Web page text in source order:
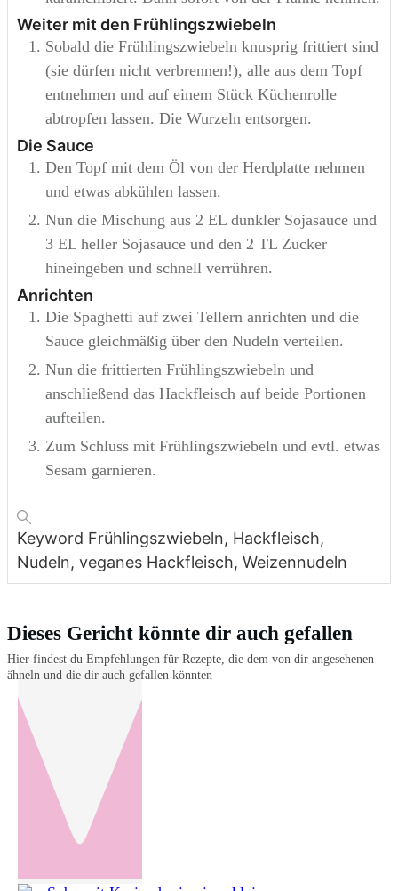
Weiter mit den Frühlingszwiebeln
Sobald die Frühlingszwiebeln knusprig frittiert sind
(sie dürfen nicht verbrennen!), alle aus dem Topf
entnehmen und auf einem Stück Küchenrolle
abtropfen lassen. Die Wurzeln entsorgen.
Die Sauce
Den Topf mit dem Öl von der Herdplatte nehmen
und etwas abkühlen lassen.
Nun die Mischung aus 2 EL dunkler Sojasauce und
3 EL heller Sojasauce und den 2 TL Zucker
hineingeben und schnell verrühren.
Anrichten
Die Spaghetti auf zwei Tellern anrichten und die
Sauce gleichmäßig über den Nudeln verteilen.
Nun die frittierten Frühlingszwiebeln und
anschließend das Hackfleisch auf beide Portionen
aufteilen.
Zum Schluss mit Frühlingszwiebeln und evtl. etwas
Sesam garnieren.
Keyword Frühlingszwiebeln, Hackfleisch,
Nudeln, veganes Hackfleisch, Weizennudeln
Dieses Gericht könnte dir auch gefallen
Hier findest du Empfehlungen für Rezepte, die dem von dir angesehenen
ähneln und die dir auch gefallen könnten